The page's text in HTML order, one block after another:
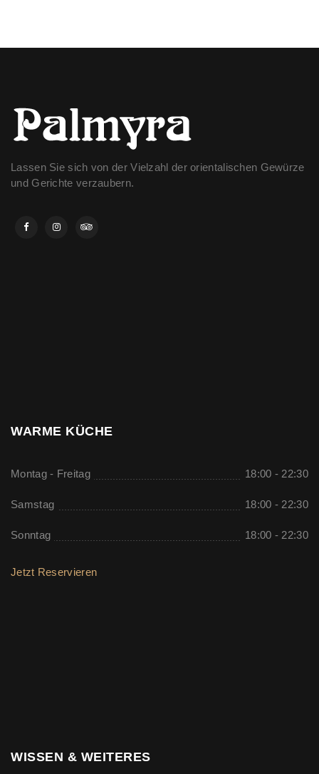
Lassen Sie sich von der Vielzahl der orientalischen Gewürze
und Gerichte verzaubern.
WARME KÜCHE
Montag - Freitag 18:00 - 22:30
Samstag 18:00 - 22:30
Sonntag 18:00 - 22:30
Jetzt Reservieren
WISSEN & WEITERES